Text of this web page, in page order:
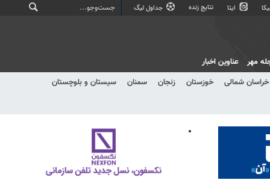
ایتا نتایج زنده جداول لیگ
خراسان شمالی خوزستان زنجان سمنان سیستان و بلوچستان
مهر عناوین اخبار